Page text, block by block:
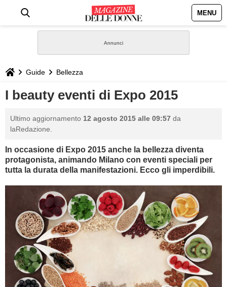
MENU
STILE
BIOGRAFIE
GASTRONOMIA
SESSO
BAMBINO
DIETA
Guide Bellezza
I beauty eventi di Expo 2015
Ultimo aggiornamento 12 agosto 2015 alle 09:57 da
laRedazione.
In occasione di Expo 2015 anche la bellezza diventa
protagonista, animando Milano con eventi speciali per
tutta la durata della manifestazioni. Ecco gli imperdibili.